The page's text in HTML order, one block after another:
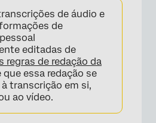
de áudio e
de
editadas de
regras de redação da
que essa redação se
transcrição em si,
ao vídeo.